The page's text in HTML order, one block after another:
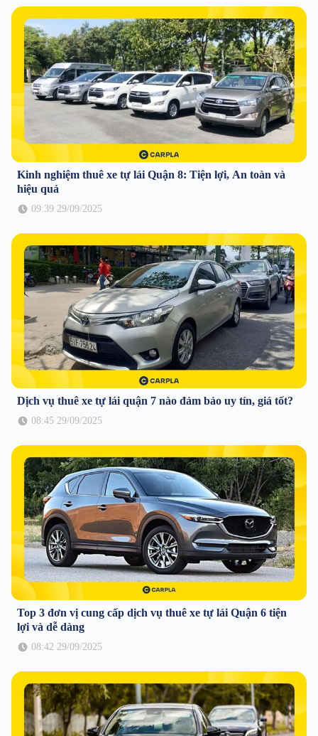
Kinh nghiệm thuê xe tự lái Quận 8: Tiện lợi, An toàn và
hiệu quả
09:39 29/09/2025
Dịch vụ thuê xe tự lái quận 7 nào đảm bảo uy tín, giá tốt?
08:45 29/09/2025
Top 3 đơn vị cung cấp dịch vụ thuê xe tự lái Quận 6 tiện
lợi và dễ dàng
08:42 29/09/2025